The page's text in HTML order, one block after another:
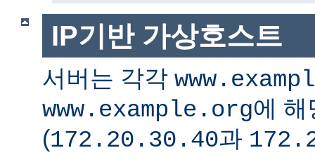
IP기반 가상호스트
서버는 각각
www.example.org에 해
(172.20.30.40과